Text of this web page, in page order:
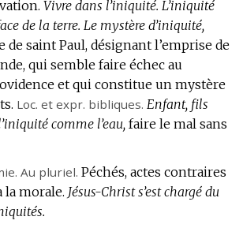
Vivre dans l’iniquité. L’iniquité
de la terre. Le mystère d’iniquité,
de saint Paul, désignant l’emprise de
qui semble faire échec au
et qui constitue un mystère
Loc. et expr. bibliques. Enfant, fils
comme l’eau, faire le mal sans
Au pluriel. Péchés, actes contraires
la morale. Jésus-Christ s’est chargé du